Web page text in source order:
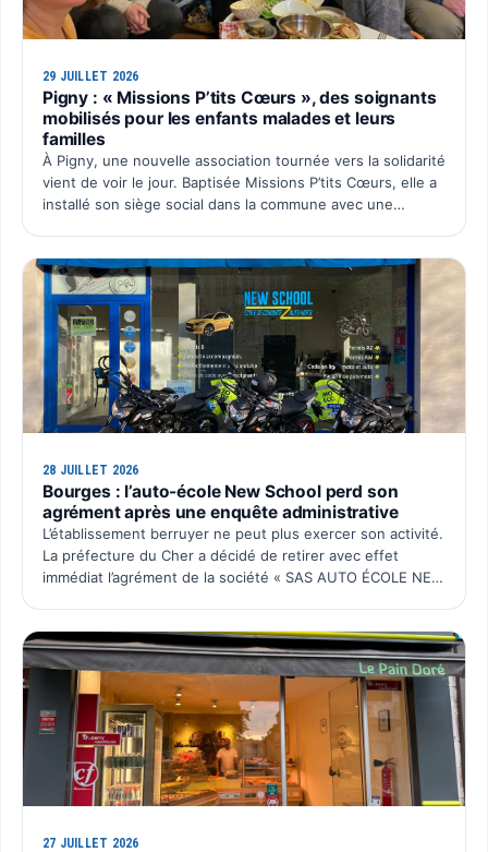
29 JUILLET 2026
Pigny : « Missions P’tits Cœurs », des soignants
mobilisés pour les enfants malades et leurs
familles
À Pigny, une nouvelle association tournée vers la solidarité
vient de voir le jour. Baptisée Missions P’tits Cœurs, elle a
installé son siège social dans la commune avec une
28 JUILLET 2026
Bourges : l’auto-école New School perd son
agrément après une enquête administrative
L’établissement berruyer ne peut plus exercer son activité.
La préfecture du Cher a décidé de retirer avec effet
immédiat l’agrément de la société « SAS AUTO ÉCOLE NEW
27 JUILLET 2026